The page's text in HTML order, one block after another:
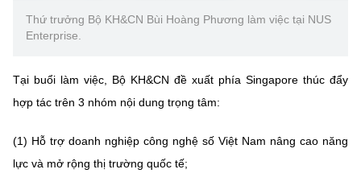
Email: stc@mst.gov.vn
©2026 Bản quyền thuộc Bộ Khoa Học và Công Nghệ
website này)
Thứ trưởng Bộ KH&CN Bùi Hoàng Phương làm việc tại NUS
Enterprise.
Tại buổi làm việc, Bộ KH&CN đề xuất phía Singapore thúc đẩy
hợp tác trên 3 nhóm nội dung trọng tâm:
(1) Hỗ trợ doanh nghiệp công nghệ số Việt Nam nâng cao năng
lực và mở rộng thị trường quốc tế;